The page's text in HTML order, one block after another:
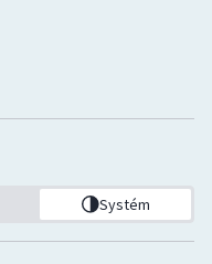
Systém